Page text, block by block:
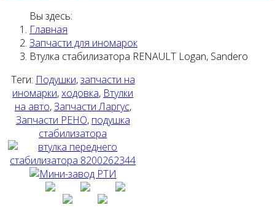
Вы здесь:
Главная
Запчасти для иномарок
Втулка стабилизатора RENAULT Logan, Sandero
Теги: Подушки,запчасти на
иномарки,ходовка, Втулки
на авто,Запчасти Ларгус,
Запчасти РЕНО, подушка
стабилизатора